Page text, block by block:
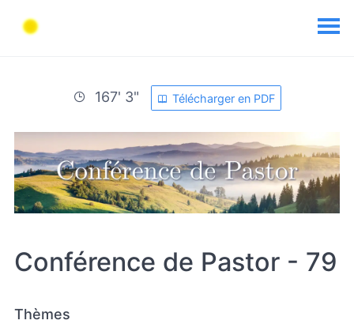
167' 3" Télécharger en PDF
Conférence de Pastor - 79
Thèmes